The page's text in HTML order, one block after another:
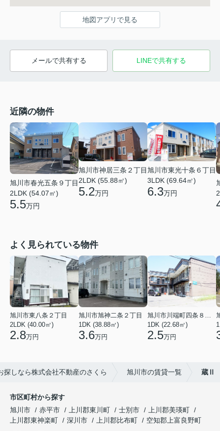
地図アプリで見る
メールで共有する LINEで共有する
近隣の物件
旭川市春光五条９丁目
2LDK (54.07㎡)
5.5万円
旭川市神居三条２丁目
2LDK (55.88㎡)
5.2万円
旭川市東光十条６丁目
3LDK (69.64㎡)
6.3万円
よく見られている物件
旭川市東八条２丁目
2LDK (40.00㎡)
2.8万円
旭川市旭神二条２丁目
1DK (38.88㎡)
3.6万円
旭川市川端町四条８丁目
1DK (22.68㎡)
2.5万円
探しなら株式会社不動産のさくら 旭川市の賃貸一覧 蔵Ⅱ
市区町村から探す
旭川市
赤平市 上川郡東川町 士別市
上川郡美瑛町
上川郡東神楽町
深川市 上川郡比布町
空知郡上富良野町